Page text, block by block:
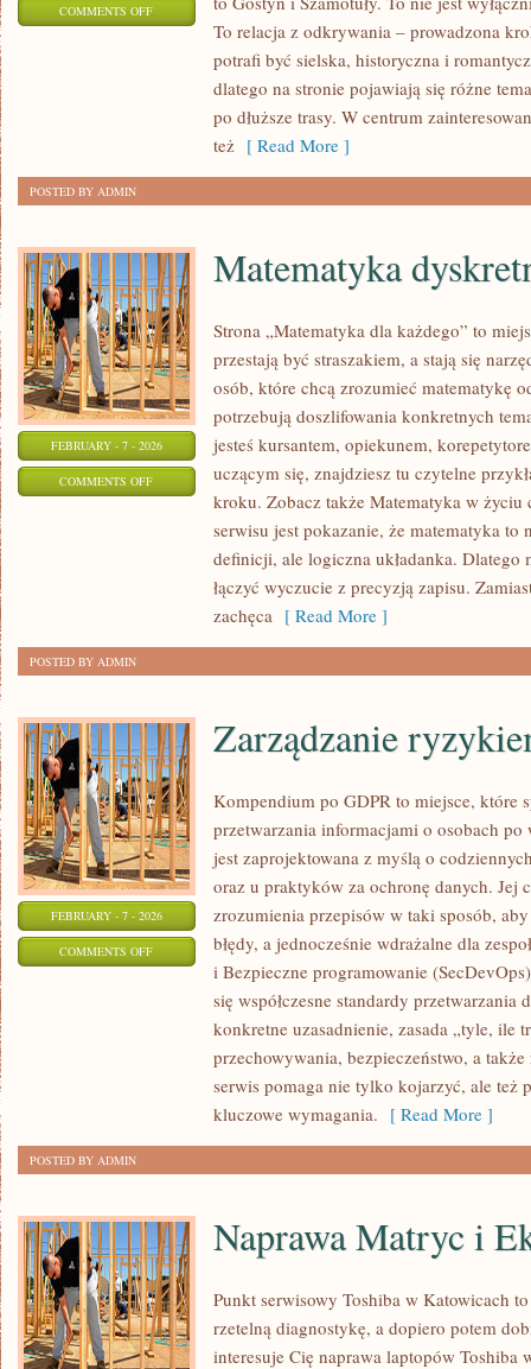
COMMENTS OFFON
To relacja z odkrywania – prowadzona
potrafi być sielska, historyczna i
dlatego na stronie pojawiają się różne
po dłuższe trasy. W centrum
też [ Read More ]
POSTED BY ADMIN
FEBRUARY - 7 - 2026
COMMENTS OFFON
MATEMATYKA
DYSKRETNA
Matematyka
Strona „Matematyka dla każdego” to
przestają być straszakiem, a stają się
osób, które chcą zrozumieć matematykę
potrzebują doszlifowania konkretnych
jesteś kursantem, opiekunem,
uczącym się, znajdziesz tu czytelne
kroku. Zobacz także Matematyka w
serwisu jest pokazanie, że matematyka to
definicji, ale logiczna układanka. Dlatego
łączyć wyczucie z precyzją zapisu.
zachęca [ Read More ]
POSTED BY ADMIN
FEBRUARY - 7 - 2026
COMMENTS OFFON
ZARZĄDZANIE
Zarządzanie
Kompendium po GDPR to miejsce, które
przetwarzania informacjami o osobach
jest zaprojektowana z myślą o
oraz u praktyków za ochronę danych. Jej
zrozumienia przepisów w taki sposób,
błędy, a jednocześnie wdrażalne dla
i Bezpieczne programowanie
się współczesne standardy przetwarzania
konkretne uzasadnienie, zasada „tyle, ile
przechowywania, bezpieczeństwo, a
serwis pomaga nie tylko kojarzyć, ale też
kluczowe wymagania. [ Read More ]
POSTED BY ADMIN
Naprawa Matryc i
Punkt serwisowy Toshiba w Katowicach
rzetelną diagnostykę, a dopiero potem
interesuje Cię naprawa laptopów Toshiba